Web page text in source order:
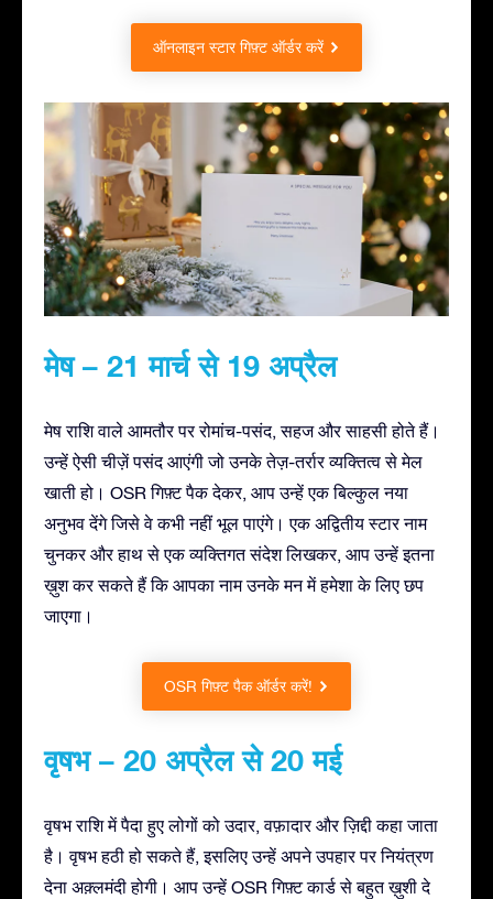
ऑनलाइन स्टार गिफ़्ट ऑर्डर करें
मेष – 21 मार्च से 19 अप्रैल
मेष राशि वाले आमतौर पर रोमांच-पसंद, सहज और साहसी होते हैं।
उन्हें ऐसी चीज़ें पसंद आएंगी जो उनके तेज़-तर्रार व्यक्तित्व से मेल
खाती हो। OSR गिफ़्ट पैक देकर, आप उन्हें एक बिल्कुल नया
अनुभव देंगे जिसे वे कभी नहीं भूल पाएंगे। एक अद्वितीय स्टार नाम
चुनकर और हाथ से एक व्यक्तिगत संदेश लिखकर, आप उन्हें इतना
ख़ुश कर सकते हैं कि आपका नाम उनके मन में हमेशा के लिए छप
जाएगा।
OSR गिफ़्ट पैक ऑर्डर करें!
वृषभ – 20 अप्रैल से 20 मई
वृषभ राशि में पैदा हुए लोगों को उदार, वफ़ादार और ज़िद्दी कहा जाता
है। वृषभ हठी हो सकते हैं, इसलिए उन्हें अपने उपहार पर नियंत्रण
देना अक़्लमंदी होगी। आप उन्हें OSR गिफ़्ट कार्ड से बहुत ख़ुशी दे